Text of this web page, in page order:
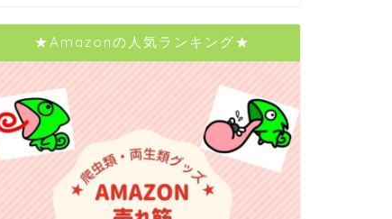
★Amazonの人気ランキング★